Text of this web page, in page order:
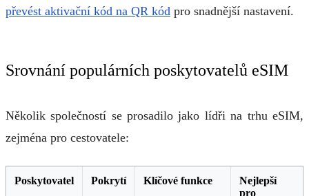
převést aktivační kód na QR kód pro snadnější nastavení.
Srovnání populárních poskytovatelů eSIM
Několik společností se prosadilo jako lídři na trhu eSIM,
zejména pro cestovatele:
Poskytovatel Pokrytí Klíčové funkce
Nejlepší
pro